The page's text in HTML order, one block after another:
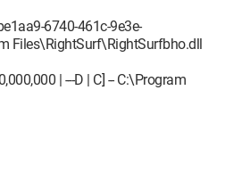
true);
true);
"Sun
6740-461c-9e3e-
Files\RightSurf\RightSurfbho.dll
| ---D | C] -- C:\Program